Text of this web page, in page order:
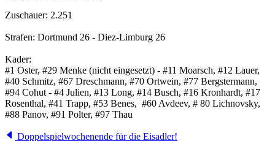
Zuschauer: 2.251
Strafen: Dortmund 26 - Diez-Limburg 26
Kader:
#1 Oster, #29 Menke (nicht eingesetzt) - #11 Moarsch, #12 Lauer,
#40 Schmitz, #67 Dreschmann, #70 Ortwein, #77 Bergstermann,
#94 Cohut - #4 Julien, #13 Long, #14 Busch, #16 Kronhardt, #17
Rosenthal, #41 Trapp, #53 Benes, #60 Avdeev, # 80 Lichnovsky,
#88 Panov, #91 Polter, #97 Thau
Doppelspielwochenende für die Eisadler!